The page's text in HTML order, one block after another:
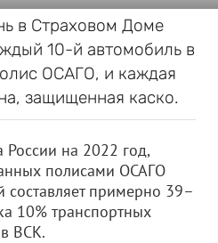
в Страховом Доме
10-й автомобиль в
ОСАГО, и каждая
защищенная каско.
на 2022 год,
полисами ОСАГО
составляет примерно 39–
10% транспортных
ВСК.